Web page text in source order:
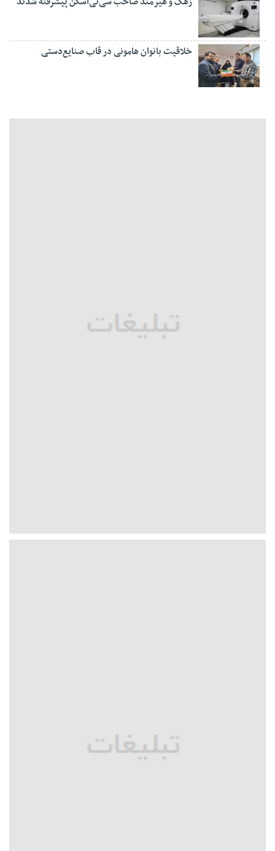
خلاقیت بانوان هامونی در قاب صنایع‌دستی